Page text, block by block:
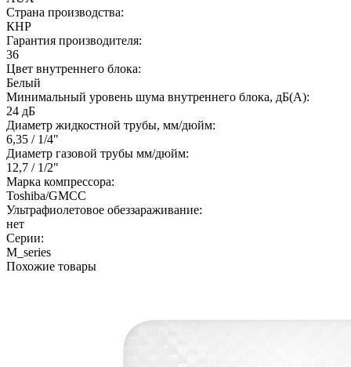
Страна производства:
КНР
Гарантия производителя:
36
Цвет внутреннего блока:
Белый
Минимальный уровень шума внутреннего блока, дБ(А):
24 дБ
Диаметр жидкостной трубы, мм/дюйм:
6,35 / 1/4"
Диаметр газовой трубы мм/дюйм:
12,7 / 1/2"
Марка компрессора:
Toshiba/GMCC
Ультрафиолетовое обеззараживание:
нет
Серии:
M_series
Похожие товары